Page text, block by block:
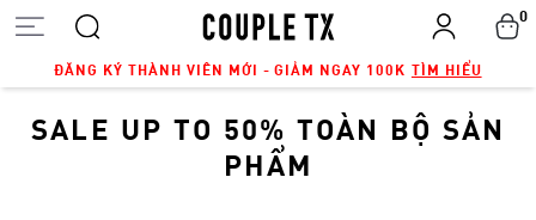
ĐĂNG KÝ THÀNH VIÊN MỚI - GIẢM NGAY 100K TÌM HIỂU
0
SALE UP TO 50% TOÀN BỘ SẢN
PHẨM